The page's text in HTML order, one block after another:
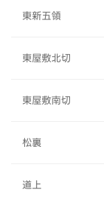
東新五領
東屋敷北切
東屋敷南切
松裏
道上